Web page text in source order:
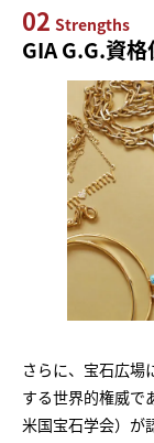
02 Strengths
GIA G.G.資
さらに、宝石広場
する世界的権威
米国宝石学会）が